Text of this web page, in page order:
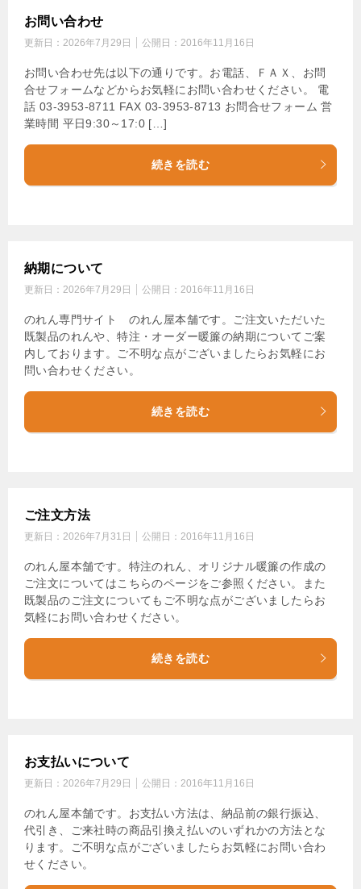
お問い合わせ
更新日： 2026年7月29日 公開日： 2016年11月16日
お問い合わせ先は以下の通りです。お電話、ＦＡＸ、お問
合せフォームなどからお気軽にお問い合わせください。 電
話 03-3953-8711 FAX 03-3953-8713 お問合せフォーム 営
業時間 平日9:30～17:0 […]
続きを読む
納期について
更新日： 2026年7月29日 公開日： 2016年11月16日
のれん専門サイト のれん屋本舗です。ご注文いただいた
既製品のれんや、特注・オーダー暖簾の納期についてご案
内しております。ご不明な点がございましたらお気軽にお
問い合わせください。
続きを読む
ご注文方法
更新日： 2026年7月31日 公開日： 2016年11月16日
のれん屋本舗です。特注のれん、オリジナル暖簾の作成の
ご注文についてはこちらのページをご参照ください。また
既製品のご注文についてもご不明な点がございましたらお
気軽にお問い合わせください。
続きを読む
お支払いについて
更新日： 2026年7月29日 公開日： 2016年11月16日
のれん屋本舗です。お支払い方法は、納品前の銀行振込、
代引き、ご来社時の商品引換え払いのいずれかの方法とな
ります。ご不明な点がございましたらお気軽にお問い合わ
せください。